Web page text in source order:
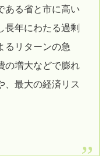
ある省と市に高い
長年にわたる過剰
るリターンの急
の増大などで膨れ
、最大の経済リス